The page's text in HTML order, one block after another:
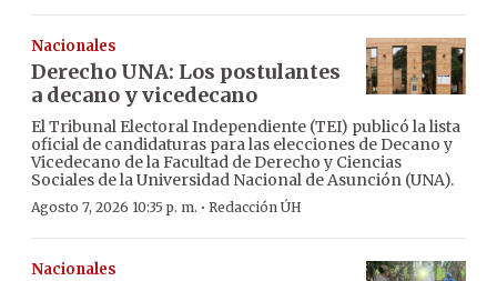
Nacionales
Derecho UNA: Los postulantes
a decano y vicedecano
El Tribunal Electoral Independiente (TEI) publicó la lista
oficial de candidaturas para las elecciones de Decano y
Vicedecano de la Facultad de Derecho y Ciencias
Sociales de la Universidad Nacional de Asunción (UNA).
Agosto 7, 2026 10:35 p. m. · Redacción ÚH
Nacionales